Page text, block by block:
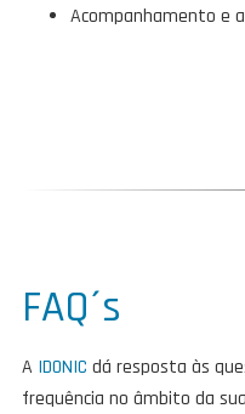
Acompanhamento e
FAQ´s
A IDONIC dá resposta às
frequência no âmbito da